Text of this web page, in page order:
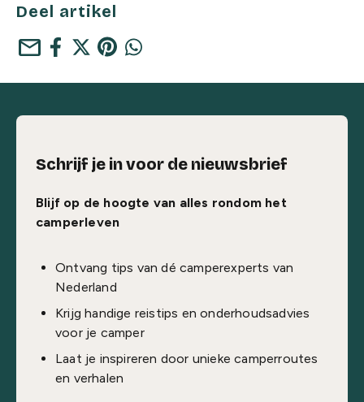
Deel artikel
mail
Schrijf je in voor de nieuwsbrief
Blijf op de hoogte van alles rondom het
camperleven
Ontvang tips van dé camperexperts van
Nederland
Krijg handige reistips en onderhoudsadvies
voor je camper
Laat je inspireren door unieke camperroutes
en verhalen